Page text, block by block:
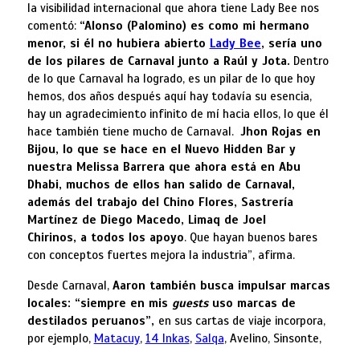
la visibilidad internacional que ahora tiene Lady Bee nos
comentó: “Alonso (Palomino) es como mi hermano
menor, si él no hubiera abierto Lady Bee, sería uno
de los pilares de Carnaval junto a Raúl y Jota. Dentro
de lo que Carnaval ha logrado, es un pilar de lo que hoy
hemos, dos años después aquí hay todavía su esencia,
hay un agradecimiento infinito de mí hacia ellos, lo que él
hace también tiene mucho de Carnaval. Jhon Rojas en
Bijou, lo que se hace en el Nuevo Hidden Bar y
nuestra Melissa Barrera que ahora está en Abu
Dhabi, muchos de ellos han salido de Carnaval,
además del trabajo del Chino Flores, Sastrería
Martínez de Diego Macedo, Limaq de Joel
Chirinos, a todos los apoyo. Que hayan buenos bares
con conceptos fuertes mejora la industria”, afirma.
Desde Carnaval, Aaron también busca impulsar marcas
locales: “siempre en mis guestsuso marcas de
destilados peruanos”, en sus cartas de viaje incorpora,
por ejemplo, Matacuy, 14 Inkas, Salqa, Avelino, Sinsonte,